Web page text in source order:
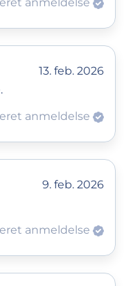
13. feb. 2026
anmeldelse
9. feb. 2026
anmeldelse